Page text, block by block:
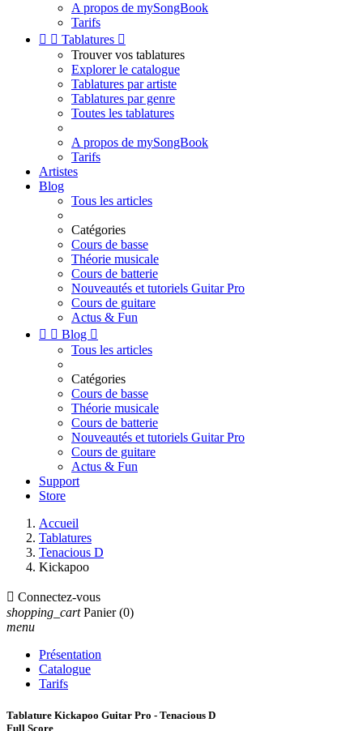
A propos de mySongBook
Tarifs
  Tablatures 
Trouver vos tablatures
Explorer le catalogue
Tablatures par artiste
Tablatures par genre
Toutes les tablatures
A propos de mySongBook
Tarifs
Artistes
Blog
Tous les articles
Catégories
Cours de basse
Théorie musicale
Cours de batterie
Nouveautés et tutoriels Guitar Pro
Cours de guitare
Actus & Fun
  Blog 
Tous les articles
Catégories
Cours de basse
Théorie musicale
Cours de batterie
Nouveautés et tutoriels Guitar Pro
Cours de guitare
Actus & Fun
Support
Store
Accueil
Tablatures
Tenacious D
Kickapoo
 Connectez-vous
shopping_cart Panier (0)
menu
Présentation
Catalogue
Tarifs
Tablature Kickapoo Guitar Pro - Tenacious D
Full Score